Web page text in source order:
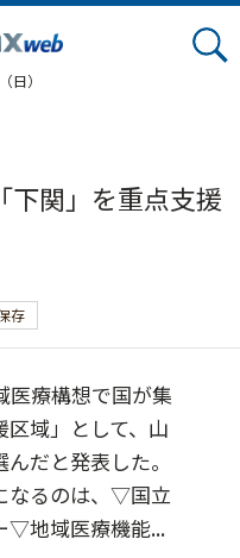
日）
下関」を重点支援
存
療構想で国が集
域」として、山
だと発表した。
なるのは、▽国立
▽地域医療機能...